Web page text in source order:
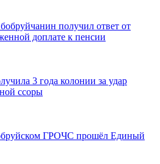
получил ответ от
доплате к пенсии
3 года колонии за удар
ссоры
ГРОЧС прошёл Единый